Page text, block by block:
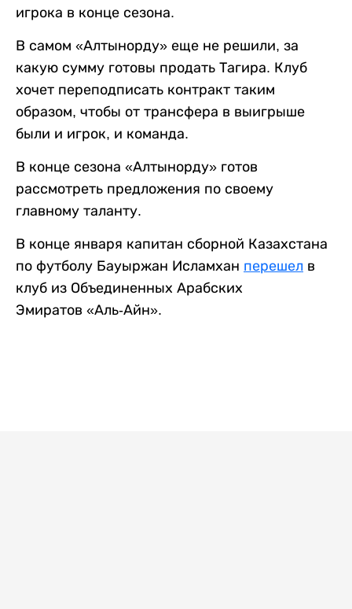
игрока в конце сезона.
В самом «Алтынорду» еще не решили, за
какую сумму готовы продать Тагира. Клуб
хочет переподписать контракт таким
образом, чтобы от трансфера в выигрыше
были и игрок, и команда.
В конце сезона «Алтынорду» готов
рассмотреть предложения по своему
главному таланту.
В конце января капитан сборной Казахстана
по футболу Бауыржан Исламхан перешел в
клуб из Объединенных Арабских
Эмиратов «Аль-Айн».